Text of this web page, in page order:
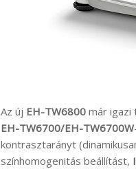
Az új EH-TW6800 már igazi
EH-TW6700/EH-TW6700W
kontrasztarányt
színhomogenitás beállítást,